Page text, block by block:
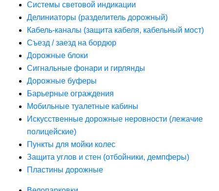
Системы световой индикации
Делиниаторы (разделитель дорожный)
Кабель-каналы (защита кабеля, кабельный мост)
Съезд / заезд на бордюр
Дорожные блоки
Сигнальные фонари и гирлянды
Дорожные буферы
Барьерные ограждения
Мобильные туалетные кабины
Искусственные дорожные неровности (лежачие
полицейские)
Пункты для мойки колес
Защита углов и стен (отбойники, демпферы)
Пластины дорожные